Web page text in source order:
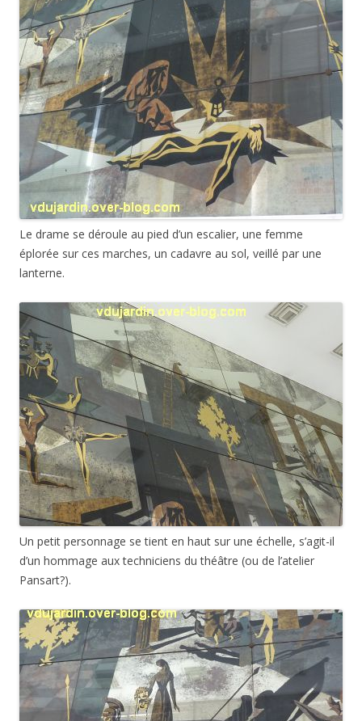
Le drame se déroule au pied d’un escalier, une femme
éplorée sur ces marches, un cadavre au sol, veillé par une
lanterne.
Un petit personnage se tient en haut sur une échelle, s’agit-il
d’un hommage aux techniciens du théâtre (ou de l’atelier
Pansart?).